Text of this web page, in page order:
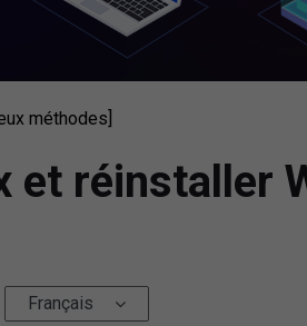
méthodes]
et réinstaller
Français